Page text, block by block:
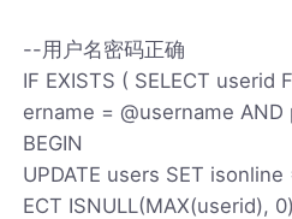
--用户名密码正确
IF EXISTS ( SELECT userid
ername = @username
BEGIN
UPDATE users SET
ECT ISNULL(MAX(userid),